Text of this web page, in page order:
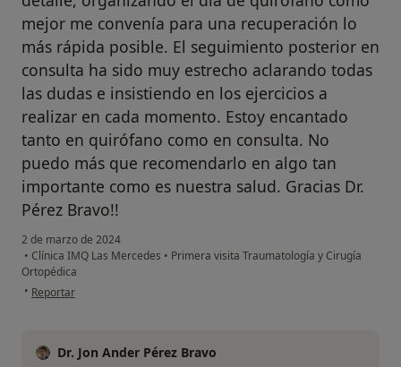
mejor me convenía para una recuperación lo
más rápida posible. El seguimiento posterior en
consulta ha sido muy estrecho aclarando todas
las dudas e insistiendo en los ejercicios a
realizar en cada momento. Estoy encantado
tanto en quirófano como en consulta. No
puedo más que recomendarlo en algo tan
importante como es nuestra salud. Gracias Dr.
Pérez Bravo!!
2 de marzo de 2024
• Clínica IMQ Las Mercedes • Primera visita Traumatología y Cirugía
Ortopédica
• en opinión del usuario AS
Reportar
Dr. Jon Ander Pérez Bravo